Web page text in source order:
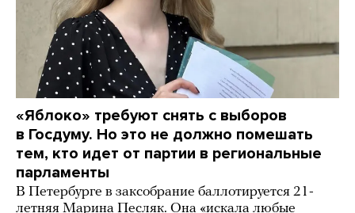
«Яблоко» требуют снять с выборов
в Госдуму. Но это не должно помешать
тем, кто идет от партии в региональные
парламенты
В Петербурге в заксобрание баллотируется 21-
летняя Марина Песляк. Она «искала любые